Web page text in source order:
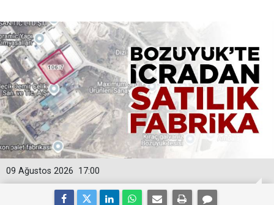
17:00
09 Ağustos 2026